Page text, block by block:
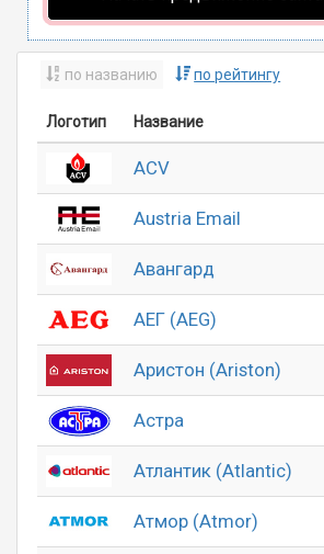
по названию по рейтингу
Логотип Название
ACV
Austria Email
Авангард
АЕГ (AEG)
Аристон (Ariston)
Астра
Атлантик (Atlantic)
Атмор (Atmor)